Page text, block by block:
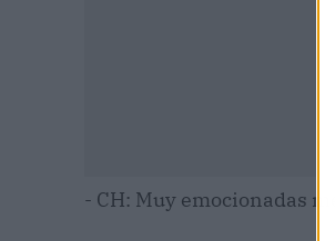
- CH: Muy emocionadas